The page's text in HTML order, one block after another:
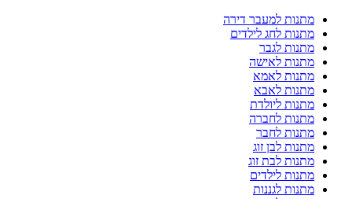
מתנות למעבר דירה
מתנות לחג לילדים
מתנות לגבר
מתנות לאישה
מתנות לאמא
מתנות לאבא
מתנות ליולדת
מתנות לחברה
מתנות לחבר
מתנות לבן זוג
מתנות לבת זוג
מתנות לילדים
מתנות לגננות